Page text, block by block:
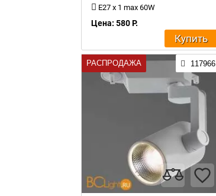
E27 x 1 max 60W
Цена: 580 Р.
Купить
РАСПРОДАЖА 117966